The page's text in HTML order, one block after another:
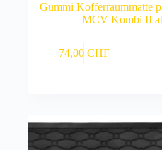
Gummi Kofferraummatte
MCV Kombi II
74,00 CHF